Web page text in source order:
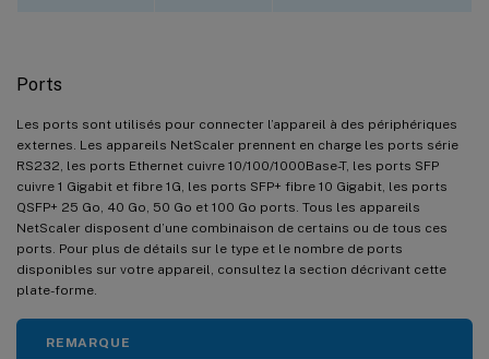
Ports
Les ports sont utilisés pour connecter l’appareil à des périphériques
externes. Les appareils NetScaler prennent en charge les ports série
RS232, les ports Ethernet cuivre 10/100/1000Base-T, les ports SFP
cuivre 1 Gigabit et fibre 1G, les ports SFP+ fibre 10 Gigabit, les ports
QSFP+ 25 Go, 40 Go, 50 Go et 100 Go ports. Tous les appareils
NetScaler disposent d’une combinaison de certains ou de tous ces
ports. Pour plus de détails sur le type et le nombre de ports
disponibles sur votre appareil, consultez la section décrivant cette
plate-forme.
REMARQUE